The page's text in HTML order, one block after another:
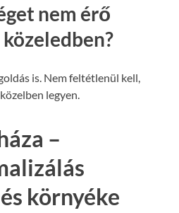
nem érő
is. Nem feltétlenül kell,
legyen.
–
környéke